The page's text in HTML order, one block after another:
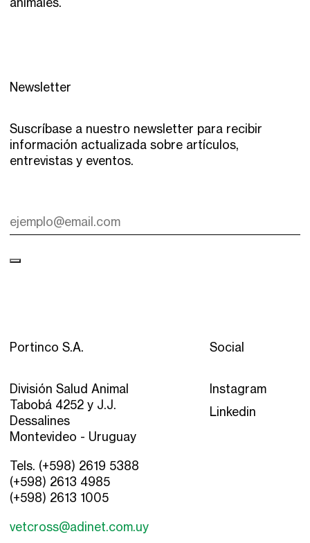
Newsletter
Suscríbase a nuestro newsletter para recibir
información actualizada sobre artículos,
entrevistas y eventos.
Portinco S.A.
División Salud Animal
Tabobá 4252 y J.J.
Dessalines
Montevideo - Uruguay
Tels. (+598) 2619 5388
(+598) 2613 4985
(+598) 2613 1005
Social
Instagram
Linkedin